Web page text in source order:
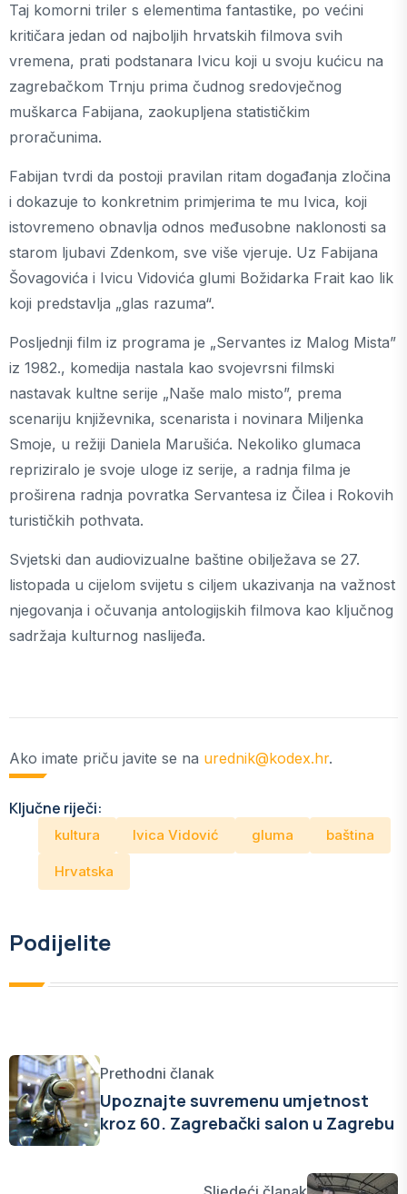
Taj komorni triler s elementima fantastike, po većini
kritičara jedan od najboljih hrvatskih filmova svih
vremena, prati podstanara Ivicu koji u svoju kućicu na
zagrebačkom Trnju prima čudnog sredovječnog
muškarca Fabijana, zaokupljena statističkim
proračunima.
Fabijan tvrdi da postoji pravilan ritam događanja zločina
i dokazuje to konkretnim primjerima te mu Ivica, koji
istovremeno obnavlja odnos međusobne naklonosti sa
starom ljubavi Zdenkom, sve više vjeruje. Uz Fabijana
Šovagovića i Ivicu Vidovića glumi Božidarka Frait kao lik
koji predstavlja „glas razuma“.
Posljednji film iz programa je „Servantes iz Malog Mista”
iz 1982., komedija nastala kao svojevrsni filmski
nastavak kultne serije „Naše malo misto”, prema
scenariju književnika, scenarista i novinara Miljenka
Smoje, u režiji Daniela Marušića. Nekoliko glumaca
repriziralo je svoje uloge iz serije, a radnja filma je
proširena radnja povratka Servantesa iz Čilea i Rokovih
turističkih pothvata.
Svjetski dan audiovizualne baštine obilježava se 27.
listopada u cijelom svijetu s ciljem ukazivanja na važnost
njegovanja i očuvanja antologijskih filmova kao ključnog
sadržaja kulturnog naslijeđa.
Ako imate priču javite se na urednik@kodex.hr.
Ključne riječi:
kultura Ivica Vidović gluma baština
Hrvatska
Podijelite
Prethodni članak
Upoznajte suvremenu umjetnost
kroz 60. Zagrebački salon u Zagrebu